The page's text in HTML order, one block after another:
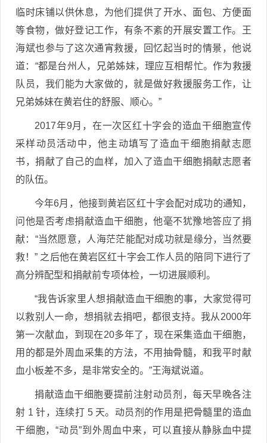
临时床铺以供休息，为他们提供了开水、面包、方便面
等食物，做好登记工作，有条不紊的开展安置工作。王
海斌也参与了这次通宵救援，回忆起当时的情景，他说
道：“都是台州人，兄弟姊妹，理应互相帮忙。作为救援
队员，我们能为大家做的，就是做好救援服务工作，让
兄弟姊妹在黄岩住的舒服、顺心。”
2017年9月，在一次区红十字会的造血干细胞宣传
采样动员活动中，他主动填写了造血干细胞捐献志愿
书，捐献了自己的血样，加入了造血干细胞捐献志愿者
的队伍。
今年6月，他接到黄岩区红十字会配对成功的通知，
问他是否考虑捐献造血干细胞，他毫不犹豫地答应了捐
献：“当然愿意，人海茫茫能配对成功就是缘分，当然要
救！” 之后他在黄岩区红十字会工作人员的陪同下进行了
高分辨配型和捐献前专项体检，一切进展顺利。
“我告诉家里人想捐献造血干细胞的事，大家觉得可
以救别人一命，想捐就去捐吧，都很支持。我从2000年
第一次献血，到现在20多年了，现在采集造血干细胞，
用的都是外周血采集的方法，不用抽骨髓，和我平时献
血小板差不多，是非常安全的。”王海斌说道。
捐献造血干细胞要提前注射动员剂，每天早晚各注
射 1 针，连续打 5 天。动员剂的作用是把骨髓里的造血
干细胞，“动员”到外周血中来，可以直接从静脉血中提